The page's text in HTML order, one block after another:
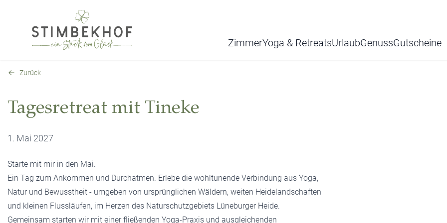
ZimmerYoga & RetreatsUrlaubGenussGutscheine
Zurück
Tagesretreat mit Tineke
1. Mai 2027
Starte mit mir in den Mai.
Ein Tag zum Ankommen und Durchatmen. Erlebe die wohltunende Verbindung aus Yoga,
Natur und Bewusstheit - umgeben von ursprünglichen Wäldern, weiten Heidelandschaften
und kleinen Flussläufen, im Herzen des Naturschutzgebiets Lüneburger Heide.
Gemeinsam starten wir mit einer fließenden Yoga-Praxis und ausgleichenden